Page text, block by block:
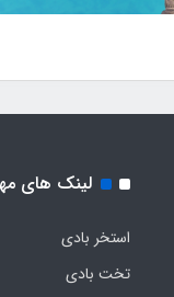
لینک های
استخر بادی
تخت بادی